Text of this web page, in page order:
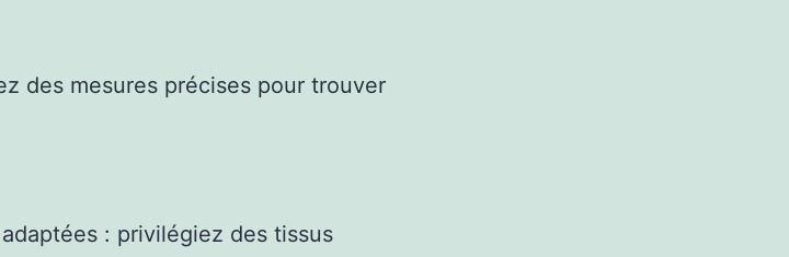
des mesures précises pour trouver
: privilégiez des tissus